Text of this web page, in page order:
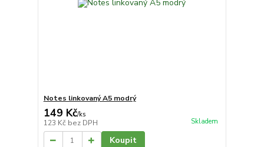
Notes linkovaný A5 modrý
149 Kč/ks
123 Kč bez DPH Skladem
Koupit